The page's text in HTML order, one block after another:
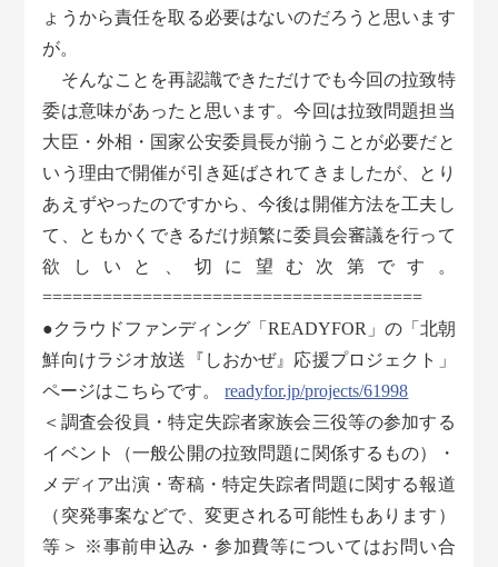
ょうから責任を取る必要はないのだろうと思います
が。
そんなことを再認識できただけでも今回の拉致特
委は意味があったと思います。今回は拉致問題担当
大臣・外相・国家公安委員長が揃うことが必要だと
いう理由で開催が引き延ばされてきましたが、とり
あえずやったのですから、今後は開催方法を工夫し
て、ともかくできるだけ頻繁に委員会審議を行って
欲しいと、切に望む次第です。
======================================
●クラウドファンディング「READYFOR」の「北朝
鮮向けラジオ放送『しおかぜ』応援プロジェクト」
ページはこちらです。readyfor.jp/projects/61998
＜調査会役員・特定失踪者家族会三役等の参加する
イベント（一般公開の拉致問題に関係するもの）・
メディア出演・寄稿・特定失踪者問題に関する報道
（突発事案などで、変更される可能性もあります）
等＞ ※事前申込み・参加費等についてはお問い合